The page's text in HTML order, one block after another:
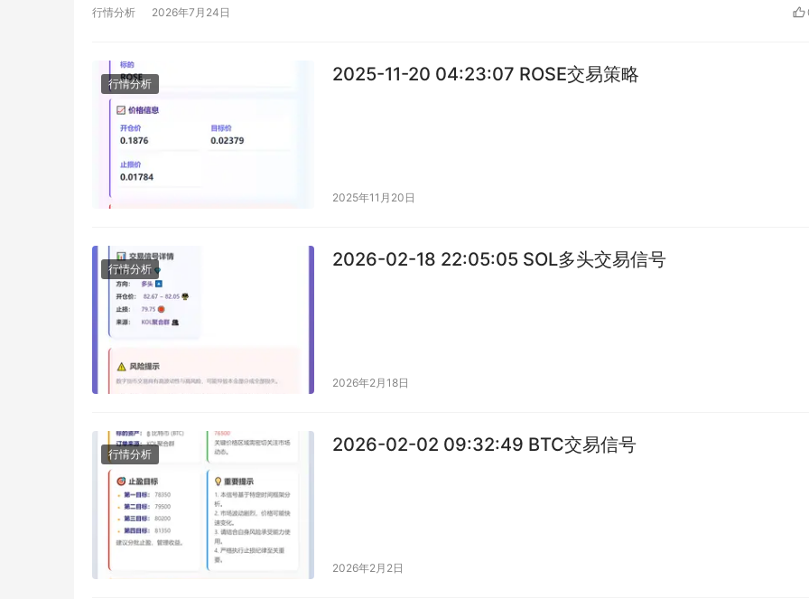
行情分析 2026年7月24日
行情分析 2025-11-20 04:23:07 ROSE交易策略
2025年11月20日
行情分析 2026-02-18 22:05:05 SOL多头交易信号
2026年2月18日
行情分析 2026-02-02 09:32:49 BTC交易信号
2026年2月2日